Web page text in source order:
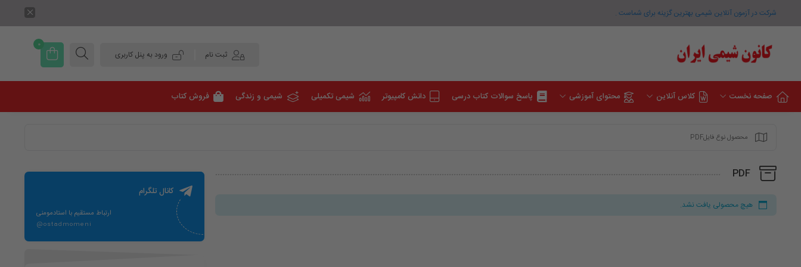
شرکت در آزمون آنلاین شیمی بهترین گزینه برای شماست .
ثبت نام ورود به پنل کاربری
0
صفحه نخست کلاس آنلاین محتوای آموزشی پاسخ سوالات کتاب درسی دانش کامپیوتر شیمی تکمیلی شیمی و زندگی فروش کتاب
محصول نوع فایلPDF
PDF
هیچ محصولی یافت نشد.
کانال تلگرام
ارتباط مستقیم با استادمومنی
@ostadmomeni